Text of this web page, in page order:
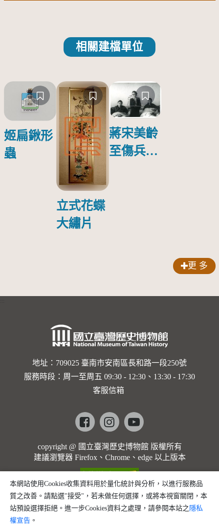
相關建檔單位
姬扁鍬形
蟲
立式花蝶
大繡片
蔣宋美齡
至傷兵醫
傷日本戰
更 多
地址：709025 臺南市安南區長和路一段250號
服務時段：周一至周五 09:30 - 12:30、13:30 - 17:30
客服信箱
Facebookinstagramyoutube
copyright @ 國立臺灣歷史博物館 版權所有
建議瀏覽器 Firefox、Chrome、edge 以上版本
本網站使用Cookies收集資料用於量化統計與分析，以進行服務品
質之改善。請點選"接受"，若未做任何選擇，或將本視窗關閉，本
站預設選擇拒絕。進一步Cookies資料之處理，請參閱本站之 隱私
權宣告 。